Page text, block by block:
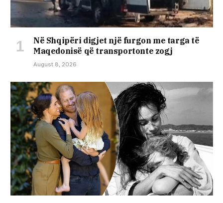
Në Shqipëri digjet një furgon me targa të
Maqedonisë që transportonte zogj
August 8, 2026